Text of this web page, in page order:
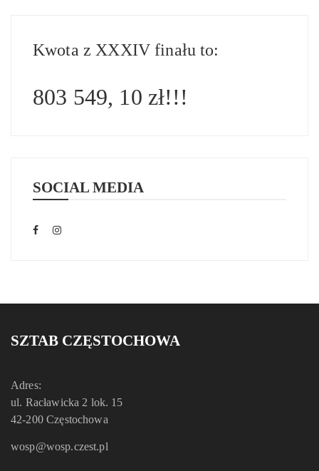
Kwota z XXXIV finału to:
803 549, 10 zł!!!
SOCIAL MEDIA
SZTAB CZĘSTOCHOWA
Adres:
ul. Racławicka 2 lok. 15
42-200 Częstochowa
wosp@wosp.czest.pl